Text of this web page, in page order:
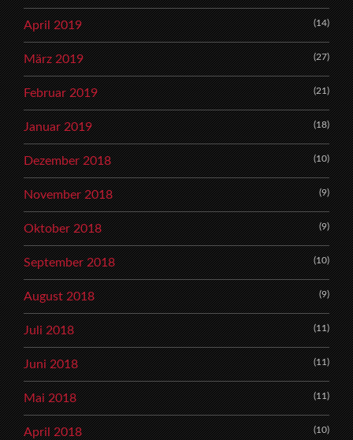
April 2019 (14)
März 2019 (27)
Februar 2019 (21)
Januar 2019 (18)
Dezember 2018 (10)
November 2018 (9)
Oktober 2018 (9)
September 2018 (10)
August 2018 (9)
Juli 2018 (11)
Juni 2018 (11)
Mai 2018 (11)
April 2018 (10)